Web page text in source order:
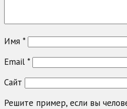
Имя *
Email *
Сайт
Решите пример, если вы